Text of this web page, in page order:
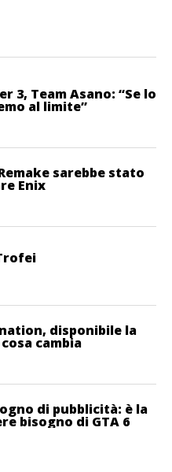
3, Team Asano: “Se lo
al limite”
sarebbe stato
Enix
disponibile la
cambia
di pubblicità: è la
bisogno di GTA 6